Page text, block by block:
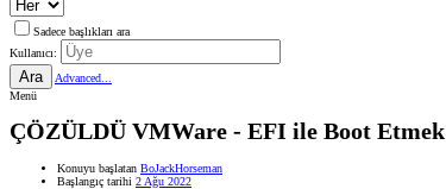
Sadece başlıkları ara
Kullanıcı:
Ara
Advanced...
Menü
ÇÖZÜLDÜ VMWare - EFI ile Boot Etmek
Konuyu başlatan BoJackHorseman
Başlangıç tarihi 2 Ağu 2022